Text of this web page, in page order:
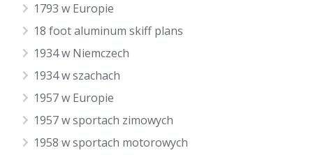
1793 w Europie
18 foot aluminum skiff plans
1934 w Niemczech
1934 w szachach
1957 w Europie
1957 w sportach zimowych
1958 w sportach motorowych